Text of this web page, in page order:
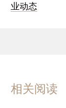
业动态
相关阅读